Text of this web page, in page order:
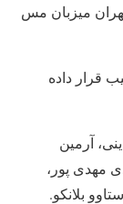
تهران میزبان مس
قرار داده
آرمین
مهدی پور،
بلانکو.